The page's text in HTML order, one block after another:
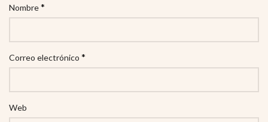
Nombre*
Correo electrónico *
Web